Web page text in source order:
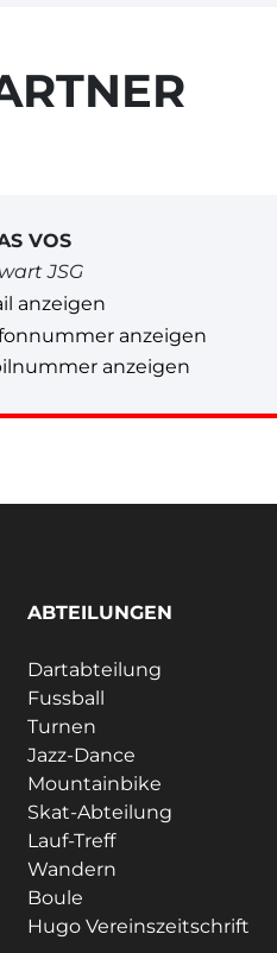
VOS
JSG
anzeigen
anzeigen
anzeigen
ABTEILUNGEN
Dartabteilung
Fussball
Turnen
Jazz-Dance
Mountainbike
Skat-Abteilung
Lauf-Treff
Wandern
Boule
Hugo Vereinszeitschrift